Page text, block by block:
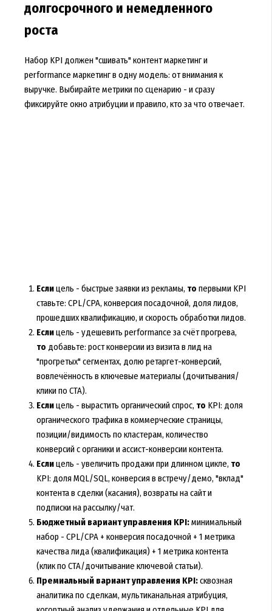
долгосрочного и немедленного
роста
Набор KPI должен "сшивать"контент маркетинг и
performance маркетингв одну модель: от внимания к
выручке. Выбирайте метрики по сценарию - и сразу
фиксируйте окно атрибуции и правило, кто за что отвечает.
Еслицель - быстрые заявки из рекламы, то первыми KPI
ставьте: CPL/CPA, конверсия посадочной, доля лидов,
прошедших квалификацию, и скорость обработки лидов.
Еслицель - удешевить performance за счёт прогрева,
то добавьте: рост конверсии из визита в лид на
"прогретых" сегментах, долю ретаргет-конверсий,
вовлечённость в ключевые материалы (дочитывания/
клики по CTA).
Еслицель - вырастить органический спрос, то KPI: доля
органического трафика в коммерческие страницы,
позиции/видимость по кластерам, количество
конверсий с органики и ассист-конверсии контента.
Еслицель - увеличить продажи при длинном цикле, то
KPI: доля MQL/SQL, конверсия в встречу/демо, "вклад"
контента в сделки (касания), возвраты на сайт и
подписки на рассылку/чат.
Бюджетный вариант управления KPI:минимальный
набор - CPL/CPA + конверсия посадочной + 1 метрика
качества лида (квалификация) + 1 метрика контента
(клик по CTA/дочитывание ключевой статьи).
Премиальный вариант управления KPI:сквозная
аналитика по сделкам, мультиканальная атрибуция,